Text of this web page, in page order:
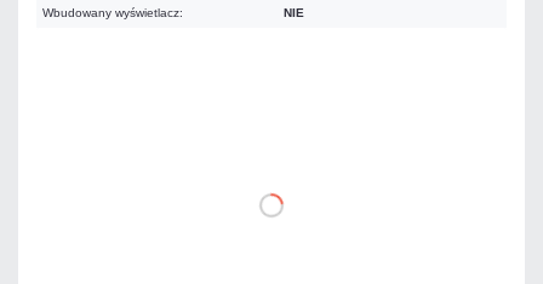
Wbudowany wyświetlacz: NIE
DO KOSZYKA